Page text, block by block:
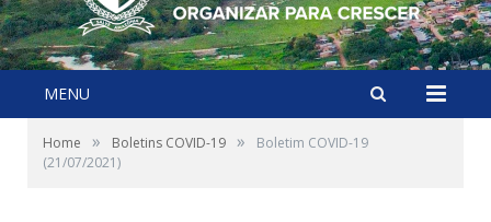
MENU
Home » Boletins COVID-19 »
Boletim COVID-19
(21/07/2021)